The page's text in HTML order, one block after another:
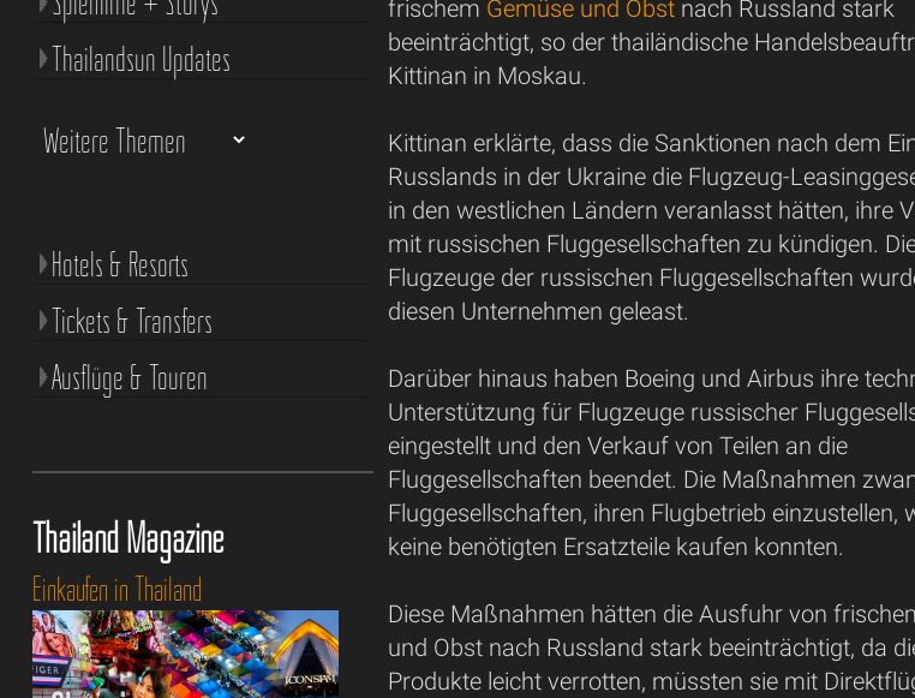
frischem Gemüse und Obst nach Russland stark
beeinträchtigt, so der thailändische
Kittinan in Moskau.
Kittinan erklärte, dass die Sanktionen nach dem
Russlands in der Ukraine die Flugzeug-
in den westlichen Ländern veranlasst hätten, ihre
mit russischen Fluggesellschaften zu kündigen.
Flugzeuge der russischen Fluggesellschaften
diesen Unternehmen geleast.
Darüber hinaus haben Boeing und Airbus ihre
Unterstützung für Flugzeuge russischer
eingestellt und den Verkauf von Teilen an die
Fluggesellschaften beendet. Die Maßnahmen
Fluggesellschaften, ihren Flugbetrieb einzustellen,
keine benötigten Ersatzteile kaufen konnten.
Diese Maßnahmen hätten die Ausfuhr von
und Obst nach Russland stark beeinträchtigt, da
Produkte leicht verrotten, müssten sie mit
Thailandsun Updates
Hotels & Resorts
Tickets & Transfers
Ausflüge & Touren
Thailand Magazine
Einkaufen in Thailand